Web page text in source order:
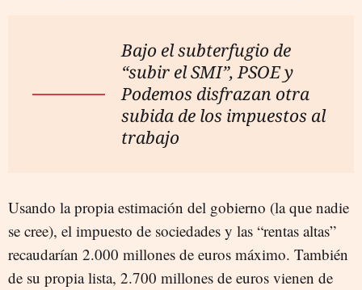
Bajo el subterfugio de
“subir el SMI”, PSOE y
Podemos disfrazan otra
subida de los impuestos al
trabajo
Usando la propia estimación del gobierno (la que nadie
se cree), el impuesto de sociedades y las “rentas altas”
recaudarían 2.000 millones de euros máximo. También
de su propia lista, 2.700 millones de euros vienen de